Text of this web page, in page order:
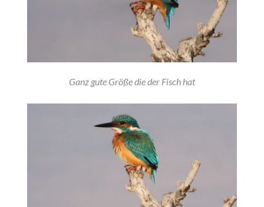
Ganz gute Größe die der Fisch hat